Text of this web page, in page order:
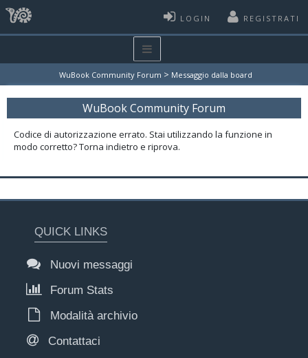
LOGIN REGISTRATI
WuBook Community Forum > Messaggio dalla board
WuBook Community Forum
Codice di autorizzazione errato. Stai utilizzando la funzione in
modo corretto? Torna indietro e riprova.
QUICK LINKS
Nuovi messaggi
Forum Stats
Modalità archivio
Contattaci